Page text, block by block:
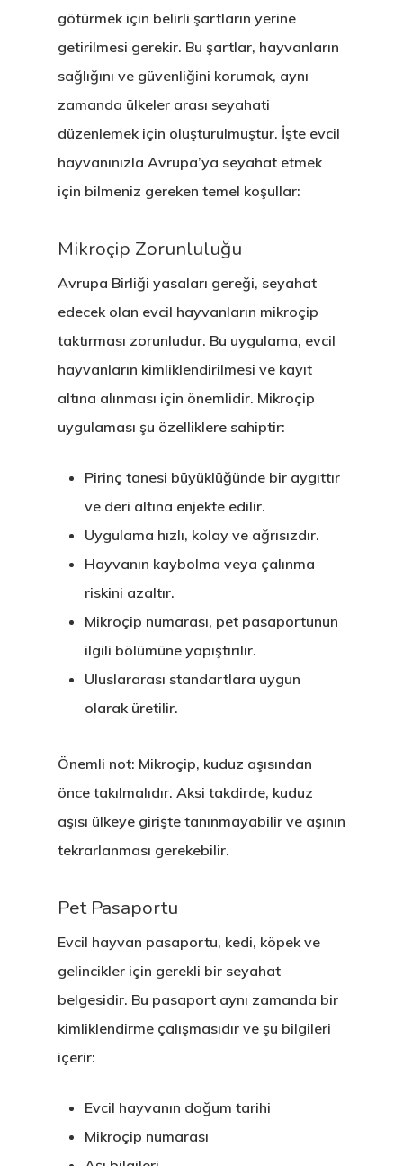
götürmek için belirli şartların yerine
getirilmesi gerekir. Bu şartlar, hayvanların
sağlığını ve güvenliğini korumak, aynı
zamanda ülkeler arası seyahati
düzenlemek için oluşturulmuştur. İşte evcil
hayvanınızla Avrupa’ya seyahat etmek
için bilmeniz gereken temel koşullar:
Mikroçip Zorunluluğu
Avrupa Birliği yasaları gereği, seyahat
edecek olan evcil hayvanların mikroçip
taktırması zorunludur. Bu uygulama, evcil
hayvanların kimliklendirilmesi ve kayıt
altına alınması için önemlidir. Mikroçip
uygulaması şu özelliklere sahiptir:
Pirinç tanesi büyüklüğünde bir aygıttır
ve deri altına enjekte edilir.
Uygulama hızlı, kolay ve ağrısızdır.
Hayvanın kaybolma veya çalınma
riskini azaltır.
Mikroçip numarası, pet pasaportunun
ilgili bölümüne yapıştırılır.
Uluslararası standartlara uygun
olarak üretilir.
Önemli not: Mikroçip, kuduz aşısından
önce takılmalıdır. Aksi takdirde, kuduz
aşısı ülkeye girişte tanınmayabilir ve aşının
tekrarlanması gerekebilir.
Pet Pasaportu
Evcil hayvan pasaportu, kedi, köpek ve
gelincikler için gerekli bir seyahat
belgesidir. Bu pasaport aynı zamanda bir
kimliklendirme çalışmasıdır ve şu bilgileri
içerir:
Evcil hayvanın doğum tarihi
Mikroçip numarası